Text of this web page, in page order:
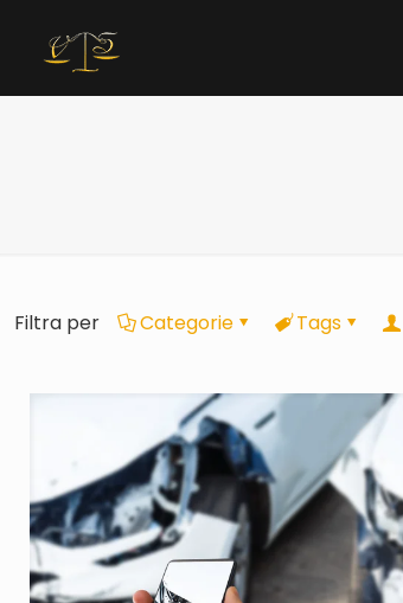
Filtra per Categorie Tags